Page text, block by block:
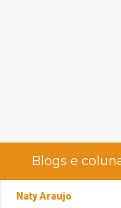
Blogs e
Naty Araujo